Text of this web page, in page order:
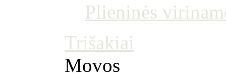
Plieninės
Trišakiai
Movos